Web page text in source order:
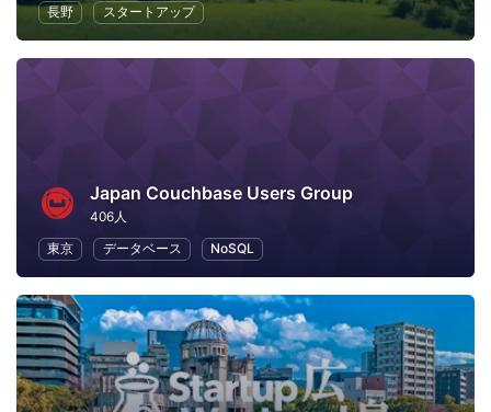
長野
スタートアップ
Japan Couchbase Users Group
406人
東京
データベース NoSQL